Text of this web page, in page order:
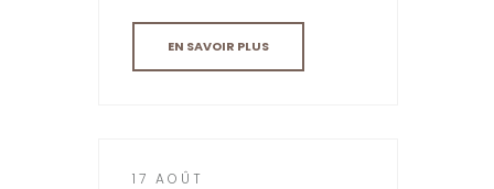
EN SAVOIR PLUS
17 AOÛT